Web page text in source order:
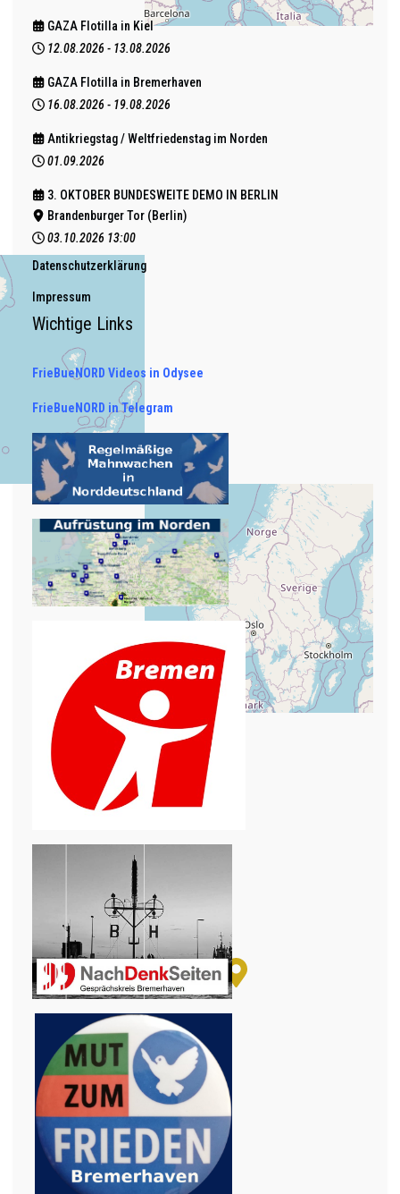
−
© OpenStreetMap
GAZA Flotilla in Kiel
12.08.2026 - 13.08.2026
GAZA Flotilla in Bremerhaven
16.08.2026 - 19.08.2026
Antikriegstag / Weltfriedenstag im Norden
01.09.2026
3. OKTOBER BUNDESWEITE DEMO IN BERLIN
Brandenburger Tor (Berlin)
03.10.2026 13:00
Datenschutzerklärung
Impressum
Wichtige Links
FrieBueNORD Videos in Odysee
FrieBueNORD in Telegram